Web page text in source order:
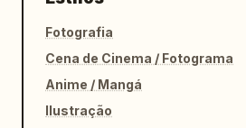
Fotografia
Cena de Cinema / Fotograma
Anime / Mangá
Ilustração